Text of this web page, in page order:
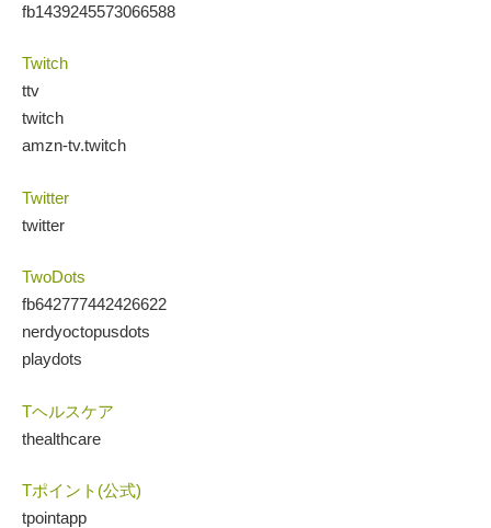
fb1439245573066588
Twitch
ttv
twitch
amzn-tv.twitch
Twitter
twitter
TwoDots
fb642777442426622
nerdyoctopusdots
playdots
Tヘルスケア
thealthcare
Tポイント(公式)
tpointapp